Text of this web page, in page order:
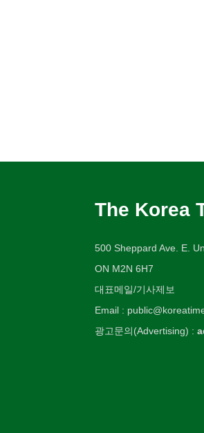
The Korea
500 Sheppard Ave. E.
ON M2N 6H7
대표메일/기사제보
Email :
광고문의(Advertising) :